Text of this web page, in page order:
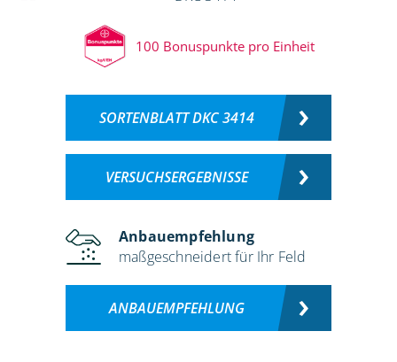
100 Bonuspunkte pro Einheit
SORTENBLATT DKC 3414
VERSUCHSERGEBNISSE
Anbauempfehlung
maßgeschneidert für Ihr Feld
ANBAUEMPFEHLUNG